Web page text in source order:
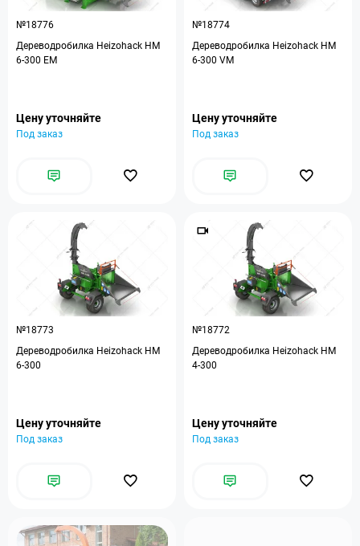
№18776
Дереводробилка Heizohack HM
6-300 EM
Цену уточняйте
Под заказ
№18774
Дереводробилка Heizohack HM
6-300 VM
Цену уточняйте
Под заказ
№18773
Дереводробилка Heizohack HM
6-300
Цену уточняйте
Под заказ
№18772
Дереводробилка Heizohack HM
4-300
Цену уточняйте
Под заказ